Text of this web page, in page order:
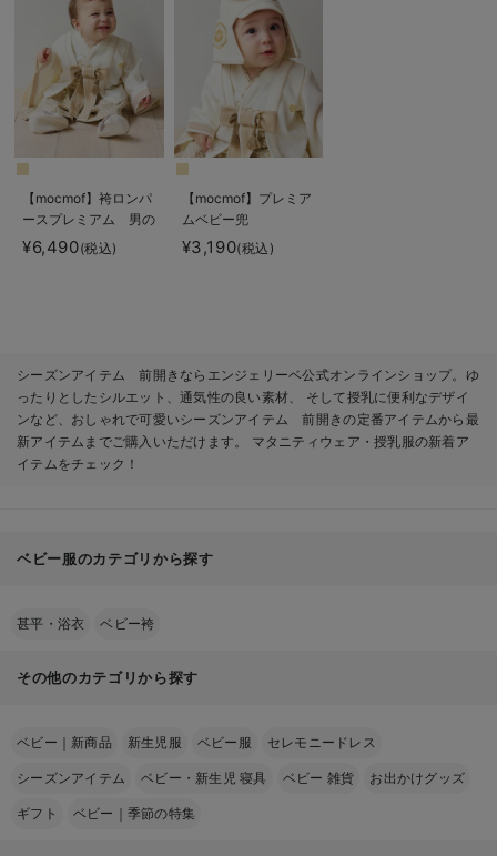
【mocmof】袴ロンパ
ースプレミアム 男の
子
¥6,490(税込)
【mocmof】プレミア
ムベビー兜
¥3,190(税込)
シーズンアイテム 前開きならエンジェリーベ公式オンラインショップ。ゆ
ったりとしたシルエット、通気性の良い素材、 そして授乳に便利なデザイ
ンなど、おしゃれで可愛いシーズンアイテム 前開きの定番アイテムから最
新アイテムまでご購入いただけます。 マタニティウェア・授乳服の新着ア
イテムをチェック！
ベビー服のカテゴリから探す
甚平・浴衣 ベビー袴
その他のカテゴリから探す
ベビー｜新商品 新生児服 ベビー服 セレモニードレス
シーズンアイテム ベビー・新生児 寝具 ベビー 雑貨 お出かけグッズ
ギフト ベビー｜季節の特集